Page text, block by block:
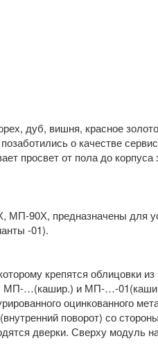
дуб, вишня, красное
о качестве
просвет от пола до
90Х, предназначены для
-01).
крепятся облицовки из
МП-…(кашир.) и МП-…-
оцинкованного
поворот) со стороны
дверки. Сверху модуль